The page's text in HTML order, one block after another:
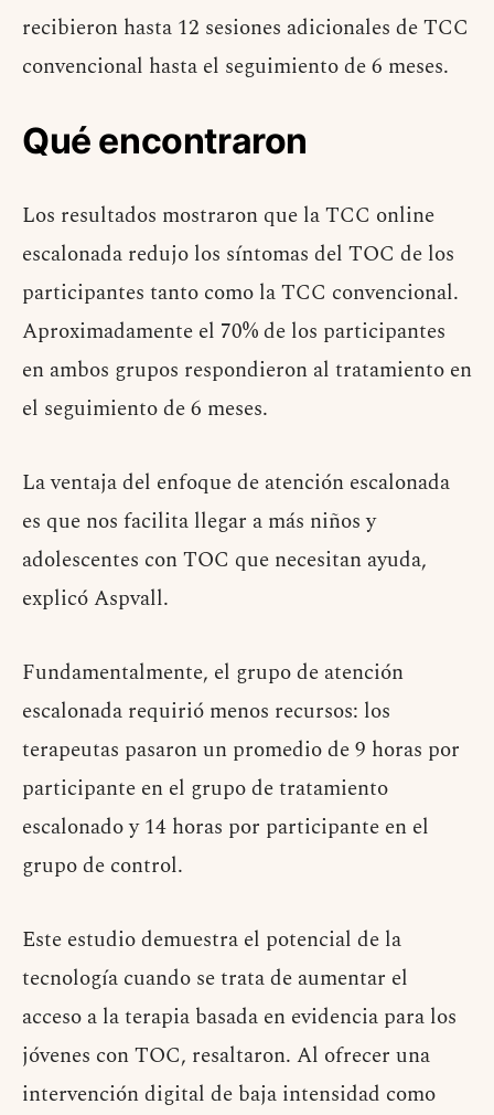
recibieron hasta 12 sesiones adicionales de TCC
convencional hasta el seguimiento de 6 meses.
Qué encontraron
Los resultados mostraron que la TCC online
escalonada redujo los síntomas del TOC de los
participantes tanto como la TCC convencional.
Aproximadamente el 70% de los participantes
en ambos grupos respondieron al tratamiento en
el seguimiento de 6 meses.
La ventaja del enfoque de atención escalonada
es que nos facilita llegar a más niños y
adolescentes con TOC que necesitan ayuda,
explicó Aspvall.
Fundamentalmente, el grupo de atención
escalonada requirió menos recursos: los
terapeutas pasaron un promedio de 9 horas por
participante en el grupo de tratamiento
escalonado y 14 horas por participante en el
grupo de control.
Este estudio demuestra el potencial de la
tecnología cuando se trata de aumentar el
acceso a la terapia basada en evidencia para los
jóvenes con TOC, resaltaron. Al ofrecer una
intervención digital de baja intensidad como